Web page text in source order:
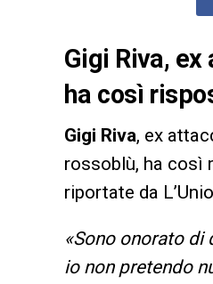
Gigi Riva,
ha così
Gigi Riva, ex
rossoblù, ha così
riportate da
«Sono onorato di
io non pretendo